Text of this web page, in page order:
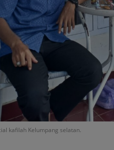
kafilah Kelumpang selatan.